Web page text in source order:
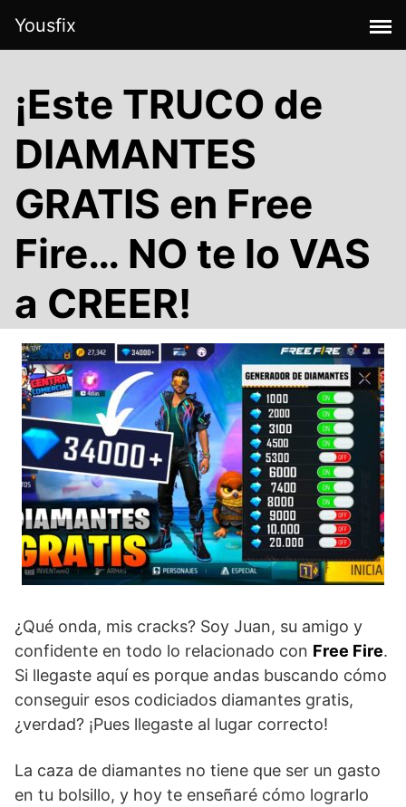
content
Yousfix
¡Este TRUCO de
DIAMANTES
GRATIS en Free
Fire… NO te lo VAS
a CREER!
¿Qué onda, mis cracks? Soy Juan, su amigo y
confidente en todo lo relacionado con Free Fire.
Si llegaste aquí es porque andas buscando cómo
conseguir esos codiciados diamantes gratis,
¿verdad? ¡Pues llegaste al lugar correcto!
La caza de diamantes no tiene que ser un gasto
en tu bolsillo, y hoy te enseñaré cómo lograrlo